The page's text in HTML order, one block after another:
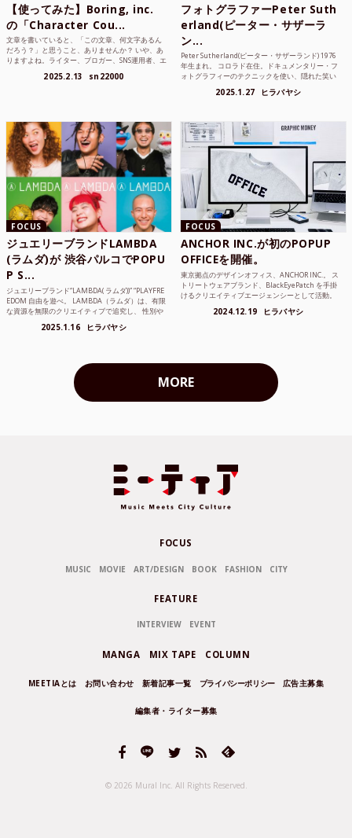
【使ってみた】Boring, inc.
の「Character Cou...
文章を書いていると、「この文章、何文字あるん
だろう？」と思うこと、ありませんか？ いや、あ
りますよね。ライター、ブロガー、SNS運用者、エ
は意外と多い。で...
2025.2.13 sn22000
フォトグラファーPeter Suth
erland(ピーター・サザーラ
ン...
Peter Sutherland(ピーター・サザーランド) 1976
年生まれ。 コロラド在住。ドキュメンタリー・フ
ォトグラフィーのテクニックを使い、隠れた笑い
2025.1.27 ヒラバヤシ
FOCUS
ジュエリーブランドLAMBDA
(ラムダ)が 渋谷パルコでPOPU
P S...
ジュエリーブランド“LAMBDA( ラムダ))” “PLAYFRE
EDOM 自由を遊べ。 LAMBDA（ラムダ）は、有限
な資源を無限のクリエイティブで追究し、 性別や
2025.1.16 ヒラバヤシ
FOCUS
ANCHOR INC.が初のPOPUP
OFFICEを開催。
東京拠点のデザインオフィス、ANCHOR INC.。 ス
トリートウェアブランド、BlackEyePatch を手掛
けるクリエイティブエージェンシーとして活動。
2024.12.19 ヒラバヤシ
MORE
FOCUS
MUSIC MOVIE ART/DESIGN BOOK FASHION CITY
FEATURE
INTERVIEW EVENT
MANGA MIX TAPE COLUMN
MEETIAとは お問い合わせ 新着記事一覧 プライバシーポリシー 広告主募集
編集者・ライター募集
© 2026 Mural Inc. All Rights Reserved.